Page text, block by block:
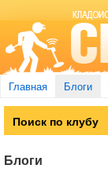
Главная Блоги
Блоги